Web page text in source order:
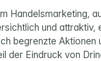
Handelsmarketing,
und attraktiv,
begrenzte Aktionen
der Eindruck von